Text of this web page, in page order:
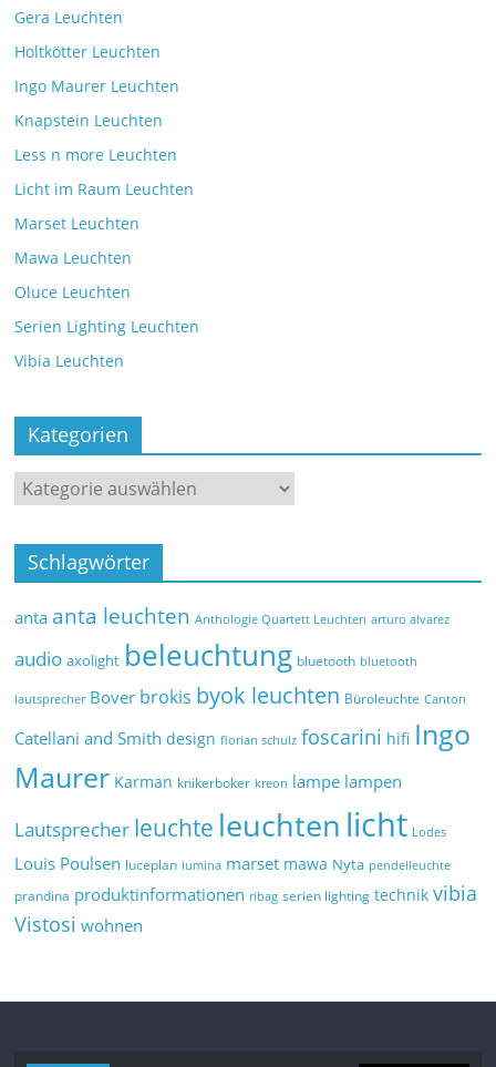
Gera Leuchten
Holtkötter Leuchten
Ingo Maurer Leuchten
Knapstein Leuchten
Less n more Leuchten
Licht im Raum Leuchten
Marset Leuchten
Mawa Leuchten
Oluce Leuchten
Serien Lighting Leuchten
Vibia Leuchten
Kategorien
Schlagwörter
anta anta leuchten Anthologie Quartett Leuchten arturo alvarez
audio axolight beleuchtung bluetooth bluetooth
lautsprecher Bover brokis byok leuchten Büroleuchte Canton
Catellani and Smith design florian schulz foscarini hifi Ingo
Maurer Karman knikerboker kreon lampe lampen
Lautsprecher leuchte leuchten licht Lodes
Louis Poulsen luceplan lumina marset mawa Nyta pendelleuchte
prandina produktinformationen ribag serien lighting technik vibia
Vistosi wohnen